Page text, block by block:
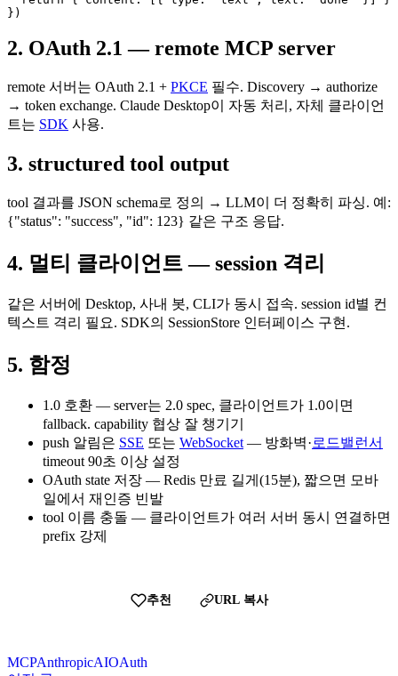
})
2. OAuth 2.1 — remote MCP server
remote 서버는 OAuth 2.1 + PKCE 필수. Discovery → authorize
→ token exchange. Claude Desktop이 자동 처리, 자체 클라이언
트는 SDK 사용.
3. structured tool output
tool 결과를 JSON schema로 정의 → LLM이 더 정확히 파싱. 예:
{"status": "success", "id": 123} 같은 구조 응답.
4. 멀티 클라이언트 — session 격리
같은 서버에 Desktop, 사내 봇, CLI가 동시 접속. session id별 컨
텍스트 격리 필요. SDK의 SessionStore 인터페이스 구현.
5. 함정
1.0 호환 — server는 2.0 spec, 클라이언트가 1.0이면
fallback. capability 협상 잘 챙기기
push 알림은 SSE 또는 WebSocket — 방화벽·로드밸런서
timeout 90초 이상 설정
OAuth state 저장 — Redis 만료 길게(15분), 짧으면 모바
일에서 재인증 빈발
tool 이름 충돌 — 클라이언트가 여러 서버 동시 연결하면
prefix 강제
추천 URL 복사
MCPAnthropicAIOAuth